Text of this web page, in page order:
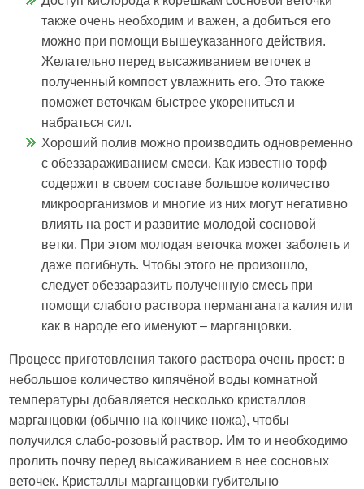
также очень необходим и важен, а добиться его
можно при помощи вышеуказанного действия.
Желательно перед высаживанием веточек в
полученный компост увлажнить его. Это также
поможет веточкам быстрее укорениться и
набраться сил.
Хороший полив можно производить одновременно
с обеззараживанием смеси. Как известно торф
содержит в своем составе большое количество
микроорганизмов и многие из них могут негативно
влиять на рост и развитие молодой сосновой
ветки. При этом молодая веточка может заболеть и
даже погибнуть. Чтобы этого не произошло,
следует обеззаразить полученную смесь при
помощи слабого раствора перманганата калия или
как в народе его именуют – марганцовки.
Процесс приготовления такого раствора очень прост: в
небольшое количество кипячёной воды комнатной
температуры добавляется несколько кристаллов
марганцовки (обычно на кончике ножа), чтобы
получился слабо-розовый раствор. Им то и необходимо
пролить почву перед высаживанием в нее сосновых
веточек. Кристаллы марганцовки губительно